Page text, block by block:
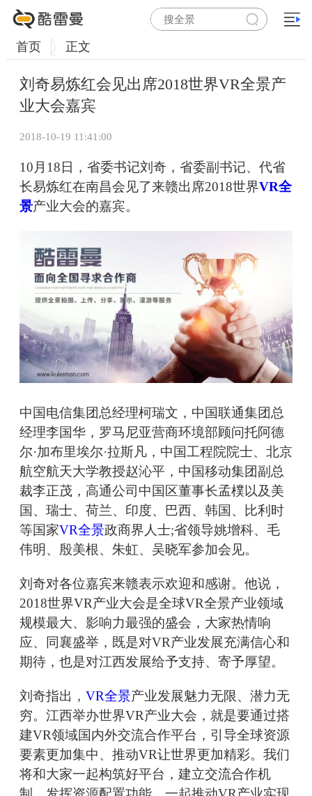
首页 正文
刘奇易炼红会见出席2018世界VR全景产
业大会嘉宾
2018-10-19 11:41:00
10月18日，省委书记刘奇，省委副书记、代省
长易炼红在南昌会见了来赣出席2018世界VR全
景产业大会的嘉宾。
中国电信集团总经理柯瑞文，中国联通集团总
经理李国华，罗马尼亚营商环境部顾问托阿德
尔·加布里埃尔·拉斯凡，中国工程院院士、北京
航空航天大学教授赵沁平，中国移动集团副总
裁李正茂，高通公司中国区董事长孟樸以及美
国、瑞士、荷兰、印度、巴西、韩国、比利时
等国家VR全景政商界人士;省领导姚增科、毛
伟明、殷美根、朱虹、吴晓军参加会见。
刘奇对各位嘉宾来赣表示欢迎和感谢。他说，
2018世界VR产业大会是全球VR全景产业领域
规模最大、影响力最强的盛会，大家热情响
应、同襄盛举，既是对VR产业发展充满信心和
期待，也是对江西发展给予支持、寄予厚望。
刘奇指出， VR全景产业发展魅力无限、潜力无
穷。江西举办世界VR产业大会，就是要通过搭
建VR领域国内外交流合作平台，引导全球资源
要素更加集中、推动VR让世界更加精彩。我们
将和大家一起构筑好平台，建立交流合作机